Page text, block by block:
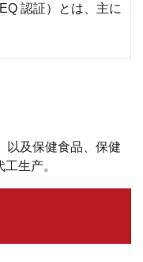
認証）とは、主に
以及保健食品、保健
生产。